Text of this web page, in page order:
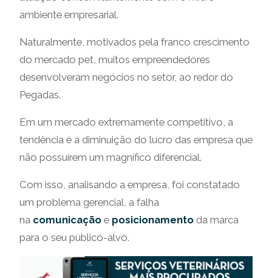
ambiente empresarial.
Naturalmente, motivados pela franco crescimento
do mercado pet, muitos empreendedores
desenvolveram negócios no setor, ao redor do
Pegadas.
Em um mercado extremamente competitivo, a
tendência é a diminuição do lucro das empresa que
não possuírem um magnífico diferencial.
Com isso, analisando a empresa, foi constatado
um problema gerencial, a falha
na comunicação e posicionamento da marca
para o seu público-alvo.